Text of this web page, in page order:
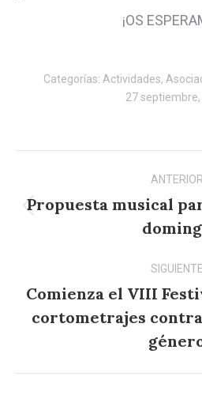
¡OS
Categorías: Actividades,
27 septiembre,
Navegación
entre
publicaciones
ANTERIOR
Propuesta musical
SIGUIENTE
Comienza el VIII
cortometrajes